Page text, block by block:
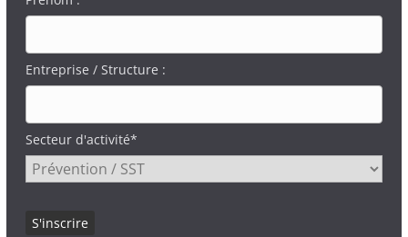
Entreprise / Structure :
Secteur d'activité*